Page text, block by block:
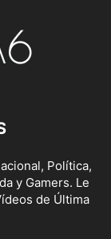
Política,
y Gamers. Le
de Última